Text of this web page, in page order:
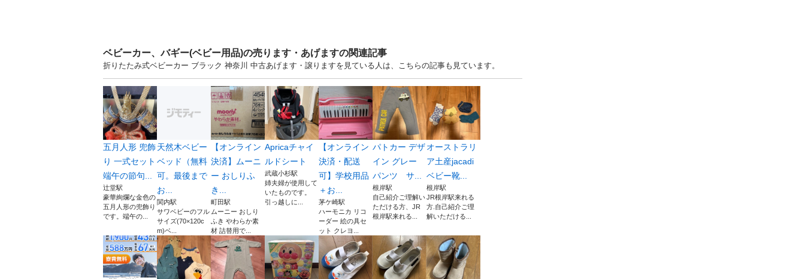
ベビーカー、バギー(ベビー用品)の売ります・あげますの関連記事
折りたたみ式ベビーカー ブラック 神奈川 中古あげます・譲りますを見ている人は、こちらの記事も見ています。
五月人形 兜飾
り 一式セット
端午の節句...
辻堂駅
豪華絢爛な金色の
五月人形の兜飾り
です。端午の...
天然木ベビー
ベッド（無料
可。最後まで
お...
関内駅
サワベビーのフル
サイズ(70×120c
m)ベ...
【オンライン
決済】ムーニ
ー おしりふ
き...
町田駅
ムーニー おしり
ふき やわらか素
材 詰替用で...
Apricaチャイ
ルドシート
武蔵小杉駅
姉夫婦が使用して
いたものです。
引っ越しに...
【オンライン
決済・配送
可】学校用品
＋お...
茅ケ崎駅
ハーモニカ リコ
ーダー 絵の具セ
ット クレヨ...
パトカー デザ
イン グレー
パンツ サ...
根岸駅
自己紹介ご理解い
ただける方、JR
根岸駅来れる...
オーストラリ
ア土産jacadi
ベビー靴...
根岸駅
JR根岸駅来れる
方.自己紹介ご理
解いただける...